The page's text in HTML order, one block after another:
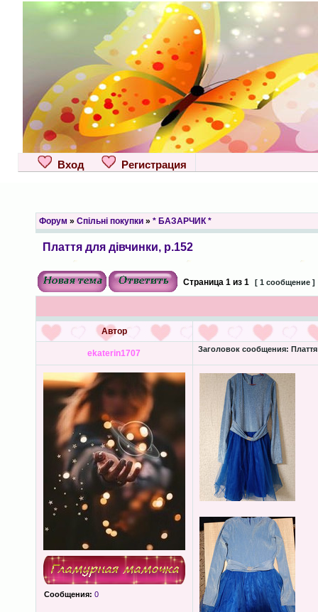
Вход Регистрация
Форум » Спільні покупки» * БАЗАРЧИК *
Плаття для дівчинки, р.152
Страница 1из 1 [ 1 сообщение ]
Автор
ekaterin1707 Заголовок сообщения:
Сообщения: 0